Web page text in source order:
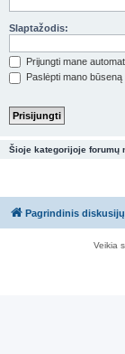
Slaptažodis:
Prijungti mane
Paslėpti mano
Šioje kategorijoje forumų
Pagrindinis
Veikia